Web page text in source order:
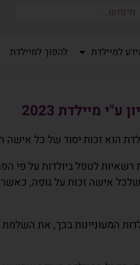
למיילדת להפוך למיילדת
מיילדת 2023
הוא זכות יסוד של כל אישה
לטפל ביולדות על פי
אישה זכות על גופה,
המעוניינות בכך, את